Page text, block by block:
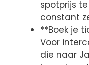
spotprijs
constant
**Boek je
Voor
die naar